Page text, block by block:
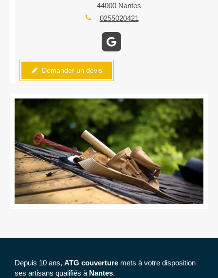
44000 Nantes
0255020421
Demander un devis
Depuis 10 ans, ATG couverture mets à votre disposition
ses artisans qualifiés à Nantes.